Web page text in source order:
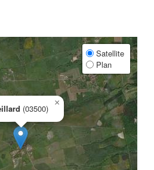
(03500)
×
Satellite
Plan